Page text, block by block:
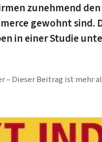
zu­neh­mend
ge­wohnt sind.
in einer Stu­die
Dieser Beitrag ist mehr